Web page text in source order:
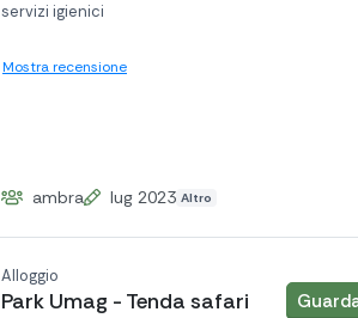
servizi igienici
Mostra recensione
ambra lug 2023 Altro
Park Umag - Tenda safari
Alloggio